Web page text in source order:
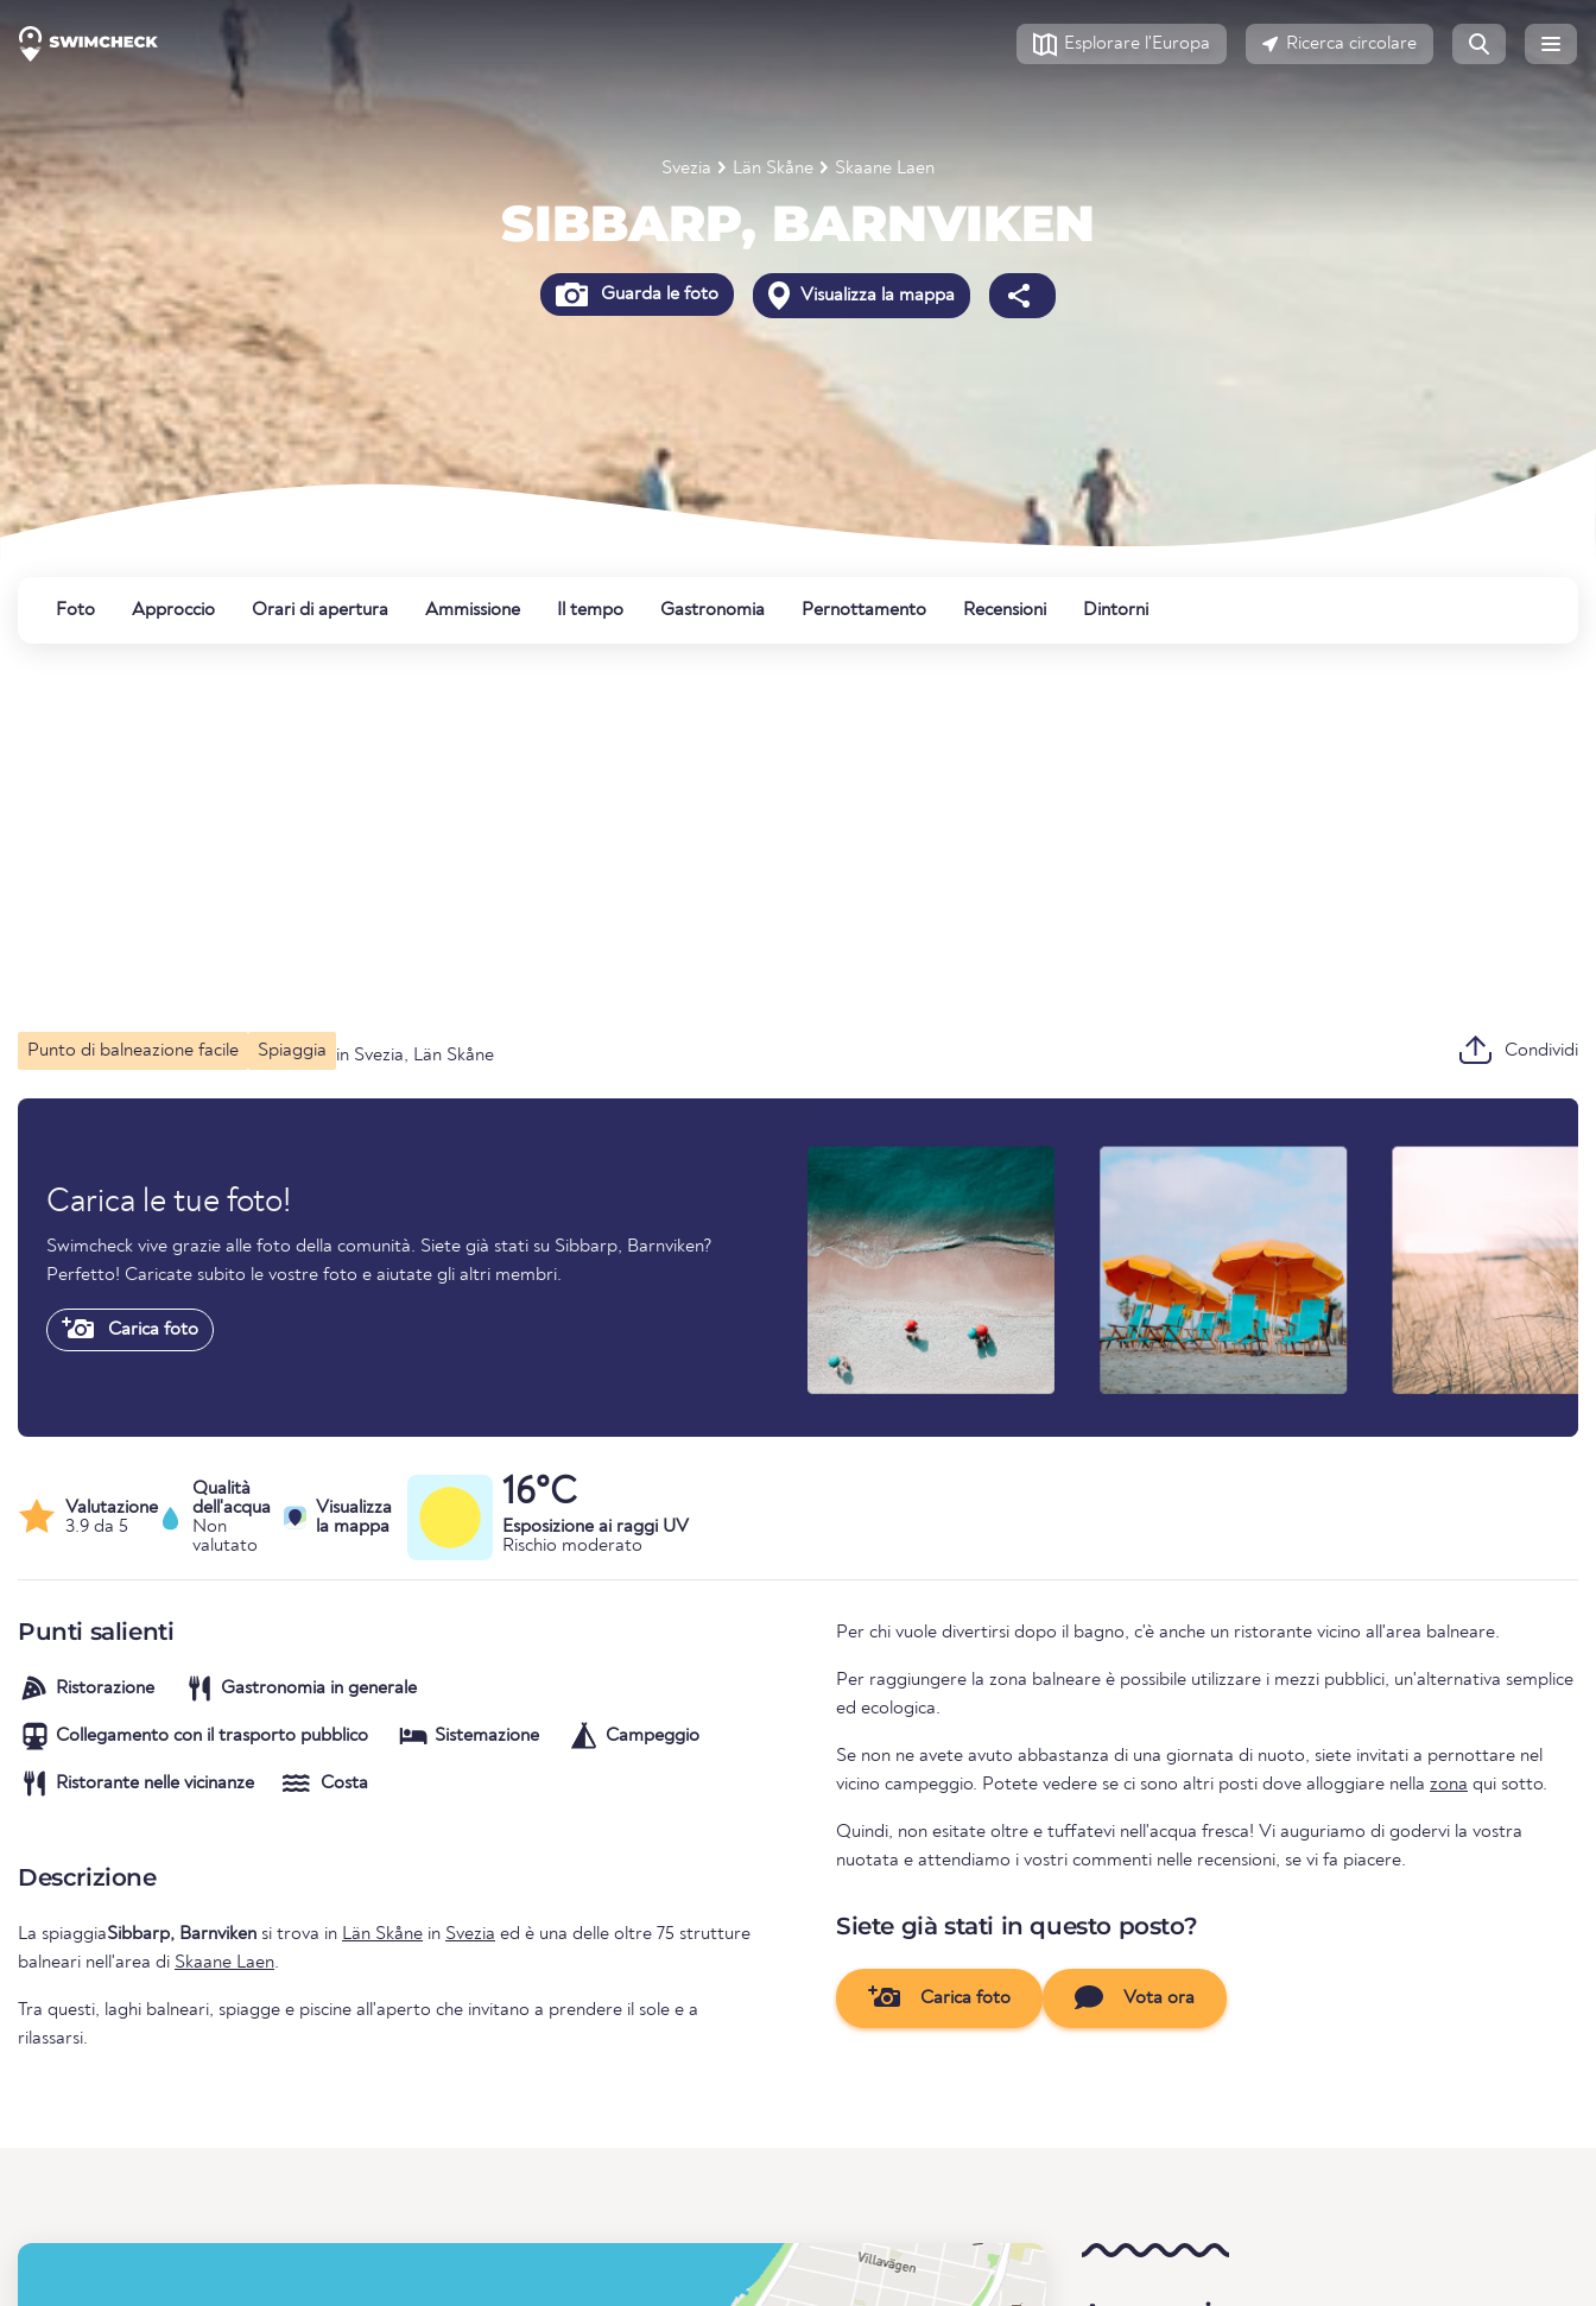
Esplorare l'Europa Ricerca circolare
Svezia Län Skåne Skaane Laen
SIBBARP, BARNVIKEN
Guarda le foto Visualizza la mappa
Foto Approccio Orari di apertura Ammissione Il tempo Gastronomia Pernottamento Recensioni Dintorni
Punto di balneazione facile Spiaggia in Svezia, Län Skåne Condividi
Carica le tue foto!
Swimcheck vive grazie alle foto della comunità. Siete già stati su Sibbarp, Barnviken?
Perfetto! Caricate subito le vostre foto e aiutate gli altri membri.
Carica foto
Valutazione
3.9 da 5
Qualità
dell'acqua
Non
valutato
Visualizza
la mappa
16°C
Esposizione ai raggi UV
Rischio moderato
Punti salienti
Ristorazione Gastronomia in generale
Collegamento con il trasporto pubblico Sistemazione Campeggio
Ristorante nelle vicinanze Costa
Descrizione
La spiaggiaSibbarp, Barnviken si trova in Län Skåne in Svezia ed è una delle oltre 75 strutture
balneari nell'area di Skaane Laen.
Tra questi, laghi balneari, spiagge e piscine all'aperto che invitano a prendere il sole e a
rilassarsi.
Per chi vuole divertirsi dopo il bagno, c'è anche un ristorante vicino all'area balneare.
Per raggiungere la zona balneare è possibile utilizzare i mezzi pubblici, un'alternativa semplice
ed ecologica.
Se non ne avete avuto abbastanza di una giornata di nuoto, siete invitati a pernottare nel
vicino campeggio. Potete vedere se ci sono altri posti dove alloggiare nella zona qui sotto.
Quindi, non esitate oltre e tuffatevi nell'acqua fresca! Vi auguriamo di godervi la vostra
nuotata e attendiamo i vostri commenti nelle recensioni, se vi fa piacere.
Siete già stati in questo posto?
Carica foto Vota ora